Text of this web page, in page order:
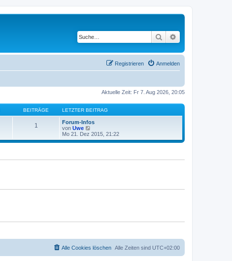
Suche
Anmelden
Registrieren
Aktuelle Zeit: Fr 7. Aug 2026, 20:05
BEITRÄGE LETZTER BEITRAG
1
Forum-Infos
von Uwe
e
u
Mo 21. Dez 2015, 21:22
Alle Zeiten sind UTC+02:00
Alle Cookies löschen